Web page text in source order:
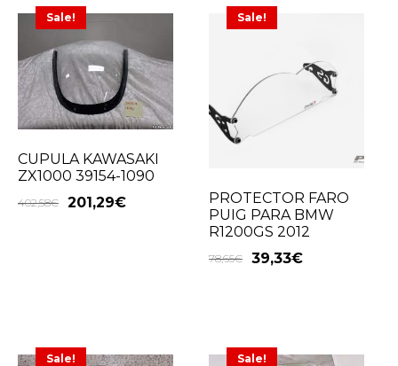
Sale!
CUPULA KAWASAKI
ZX1000 39154-1090
402,58€ 201,29€
Sale!
PROTECTOR FARO
PUIG PARA BMW
R1200GS 2012
78,65€ 39,33€
Sale! Sale!